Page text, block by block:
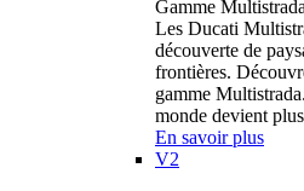
Gamme Multistrada
Les Ducati
découverte de
frontières.
gamme
monde devient
En savoir plus
V2